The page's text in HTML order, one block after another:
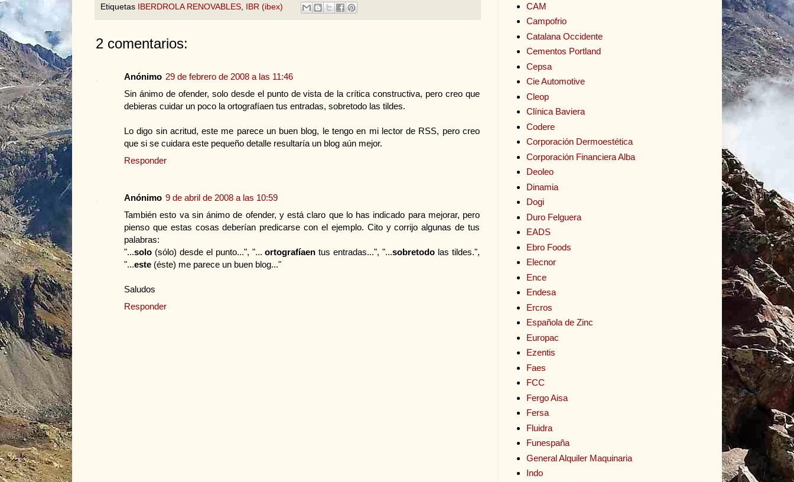
Etiquetas IBERDROLA RENOVABLES IBR (ibex)
2 comentarios:
Anónimo 29 de febrero de 2008 a las 11:46
Sin ánimo de ofender, solo desde el punto de vista de la crítica constructiva, pero creo que
debieras cuidar un poco la ortografíaen tus entradas, sobretodo las tildes.
Lo digo sin acritud, este me parece un buen blog, le tengo en mi lector de RSS, pero creo
que si se cuidara este pequeño detalle resultaría un blog aún mejor.
Responder
Anónimo 9 de abril de 2008 a las 10:59
También esto va sin ánimo de ofender, y está claro que lo has indicado para mejorar, pero
pienso que estas cosas deberían predicarse con el ejemplo. Cito y corrijo algunas de tus
palabras:
"...solo (sólo) desde el punto...", "...ortografíaen tus entradas...", "...sobretodo las tildes.",
"...este (éste) me parece un buen blog..."
Saludos
Responder
CAM
Campofrio
Catalana Occidente
Cementos Portland
Cepsa
Cie Automotive
Cleop
Clínica Baviera
Codere
Corporación Dermoestética
Corporación Financiera Alba
Deoleo
Dinamia
Dogi
Duro Felguera
EADS
Ebro Foods
Elecnor
Ence
Endesa
Ercros
Española de Zinc
Europac
Ezentis
Faes
FCC
Fergo Aisa
Fersa
Fluidra
Funespaña
General Alquiler Maquinaria
Indo